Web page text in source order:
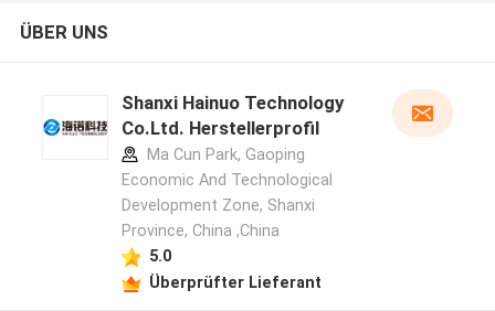
ÜBER UNS
Shanxi Hainuo Technology
Co.Ltd. Herstellerprofil
Ma Cun Park, Gaoping
Economic And Technological
Development Zone, Shanxi
Province, China ,China
5.0
Überprüfter Lieferant